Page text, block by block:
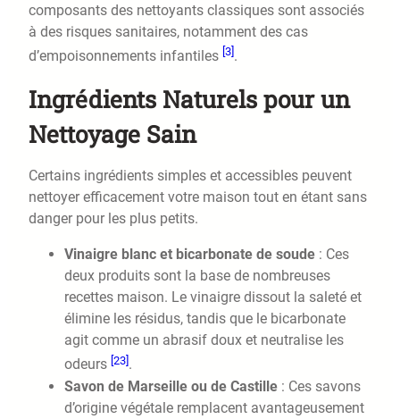
composants des nettoyants classiques sont associés
à des risques sanitaires, notamment des cas
d’empoisonnements infantiles [3] .
Ingrédients Naturels pour un
Nettoyage Sain
Certains ingrédients simples et accessibles peuvent
nettoyer efficacement votre maison tout en étant sans
danger pour les plus petits.
Vinaigre blanc et bicarbonate de soude : Ces
deux produits sont la base de nombreuses
recettes maison. Le vinaigre dissout la saleté et
élimine les résidus, tandis que le bicarbonate
agit comme un abrasif doux et neutralise les
odeurs [23].
Savon de Marseille ou de Castille : Ces savons
d’origine végétale remplacent avantageusement